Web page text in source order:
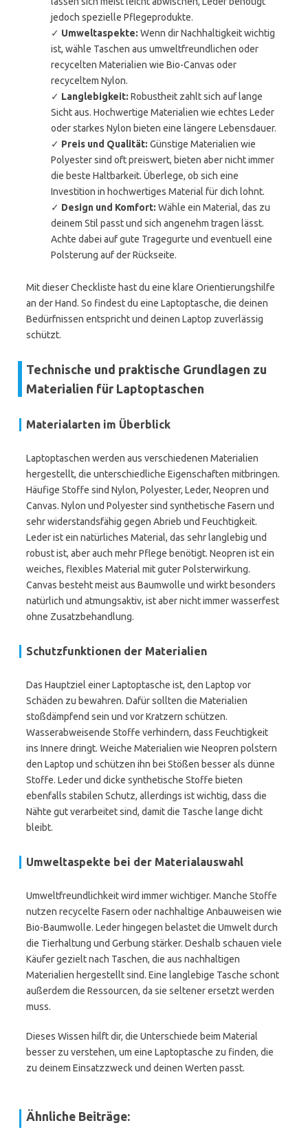
jedoch spezielle Pflegeprodukte.
✓ Umweltaspekte: Wenn dir Nachhaltigkeit wichtig
ist, wähle Taschen aus umweltfreundlichen oder
recycelten Materialien wie Bio-Canvas oder
recyceltem Nylon.
✓ Langlebigkeit: Robustheit zahlt sich auf lange
Sicht aus. Hochwertige Materialien wie echtes Leder
oder starkes Nylon bieten eine längere Lebensdauer.
✓ Preis und Qualität: Günstige Materialien wie
Polyester sind oft preiswert, bieten aber nicht immer
die beste Haltbarkeit. Überlege, ob sich eine
Investition in hochwertiges Material für dich lohnt.
✓ Design und Komfort: Wähle ein Material, das zu
deinem Stil passt und sich angenehm tragen lässt.
Achte dabei auf gute Tragegurte und eventuell eine
Polsterung auf der Rückseite.
Mit dieser Checkliste hast du eine klare Orientierungshilfe
an der Hand. So findest du eine Laptoptasche, die deinen
Bedürfnissen entspricht und deinen Laptop zuverlässig
schützt.
Technische und praktische Grundlagen zu
Materialien für Laptoptaschen
Materialarten im Überblick
Laptoptaschen werden aus verschiedenen Materialien
hergestellt, die unterschiedliche Eigenschaften mitbringen.
Häufige Stoffe sind Nylon, Polyester, Leder, Neopren und
Canvas. Nylon und Polyester sind synthetische Fasern und
sehr widerstandsfähig gegen Abrieb und Feuchtigkeit.
Leder ist ein natürliches Material, das sehr langlebig und
robust ist, aber auch mehr Pflege benötigt. Neopren ist ein
weiches, flexibles Material mit guter Polsterwirkung.
Canvas besteht meist aus Baumwolle und wirkt besonders
natürlich und atmungsaktiv, ist aber nicht immer wasserfest
ohne Zusatzbehandlung.
Schutzfunktionen der Materialien
Das Hauptziel einer Laptoptasche ist, den Laptop vor
Schäden zu bewahren. Dafür sollten die Materialien
stoßdämpfend sein und vor Kratzern schützen.
Wasserabweisende Stoffe verhindern, dass Feuchtigkeit
ins Innere dringt. Weiche Materialien wie Neopren polstern
den Laptop und schützen ihn bei Stößen besser als dünne
Stoffe. Leder und dicke synthetische Stoffe bieten
ebenfalls stabilen Schutz, allerdings ist wichtig, dass die
Nähte gut verarbeitet sind, damit die Tasche lange dicht
bleibt.
Umweltaspekte bei der Materialauswahl
Umweltfreundlichkeit wird immer wichtiger. Manche Stoffe
nutzen recycelte Fasern oder nachhaltige Anbauweisen wie
Bio-Baumwolle. Leder hingegen belastet die Umwelt durch
die Tierhaltung und Gerbung stärker. Deshalb schauen viele
Käufer gezielt nach Taschen, die aus nachhaltigen
Materialien hergestellt sind. Eine langlebige Tasche schont
außerdem die Ressourcen, da sie seltener ersetzt werden
muss.
Dieses Wissen hilft dir, die Unterschiede beim Material
besser zu verstehen, um eine Laptoptasche zu finden, die
zu deinem Einsatzzweck und deinen Werten passt.
Ähnliche Beiträge: